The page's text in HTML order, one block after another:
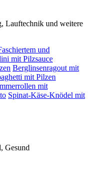
Lauftechnik und weitere
und
mit Pilzsauce
Berglinsenragout mit
mit Pilzen
mit
Spinat-Käse-Knödel mit
Gesund